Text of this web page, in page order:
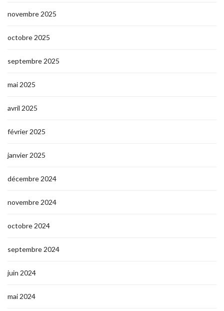
novembre 2025
octobre 2025
septembre 2025
mai 2025
avril 2025
février 2025
janvier 2025
décembre 2024
novembre 2024
octobre 2024
septembre 2024
juin 2024
mai 2024